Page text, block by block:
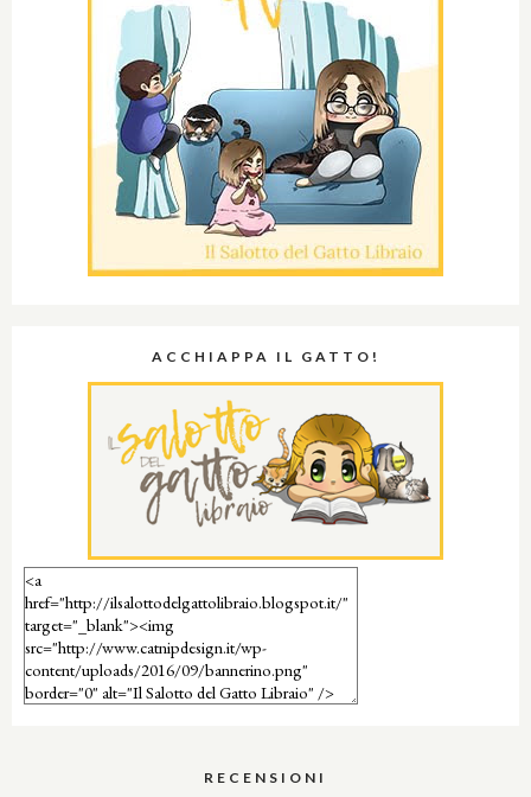
ACCHIAPPA IL GATTO!
RECENSIONI